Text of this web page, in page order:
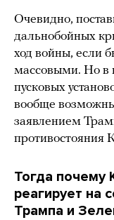
Очевидно,
дальнобойных
ход войны, если
массовыми. Но в
пусковых
вообще
заявлением
противостояния
Тогда почему
реагирует на
Трампа и